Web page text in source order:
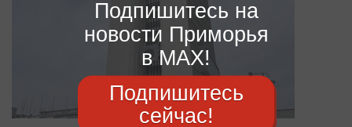
Подпишитесь на
новости Приморья
в MAX!
Подпишитесь
сейчас!